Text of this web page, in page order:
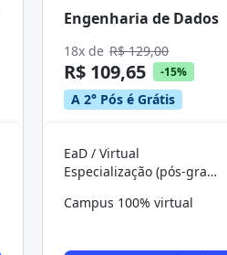
Engenharia de Dados
18x de R$ 129,00
R$ 109,65 -15%
A 2° Pós é Grátis
EaD / Virtual
Especialização (pós-graduação)
Campus 100% virtual